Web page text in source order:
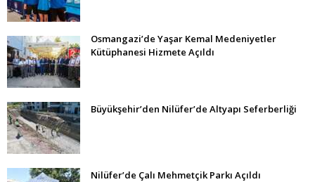
Osmangazi’de Yaşar Kemal Medeniyetler
Kütüphanesi Hizmete Açıldı
Büyükşehir’den Nilüfer’de Altyapı Seferberliği
Nilüfer’de Çalı Mehmetçik Parkı Açıldı